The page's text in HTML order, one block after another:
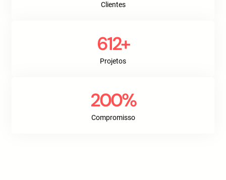
Clientes
612+
Projetos
200%
Compromisso